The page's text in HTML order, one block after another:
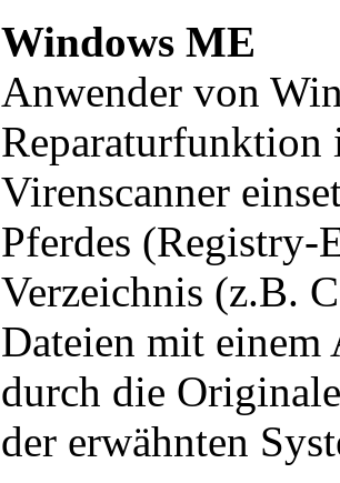
Windows ME
Anwender von
Reparaturfunktion
Virenscanner
Pferdes
Verzeichnis (z.B.
Dateien mit
durch die
der erwähnten